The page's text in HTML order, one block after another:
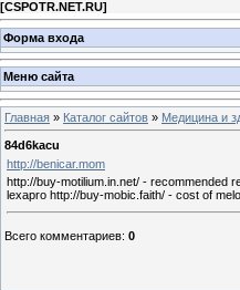
[CSPOTR.NET.RU]
Форма входа
Меню сайта
Главная » Каталог сайтов » Медицина и
84d6kacu
http://benicar.mom
http://buy-motilium.in.net/ - recommended
lexapro http://buy-mobic.faith/ - cost of
Всего комментариев: 0